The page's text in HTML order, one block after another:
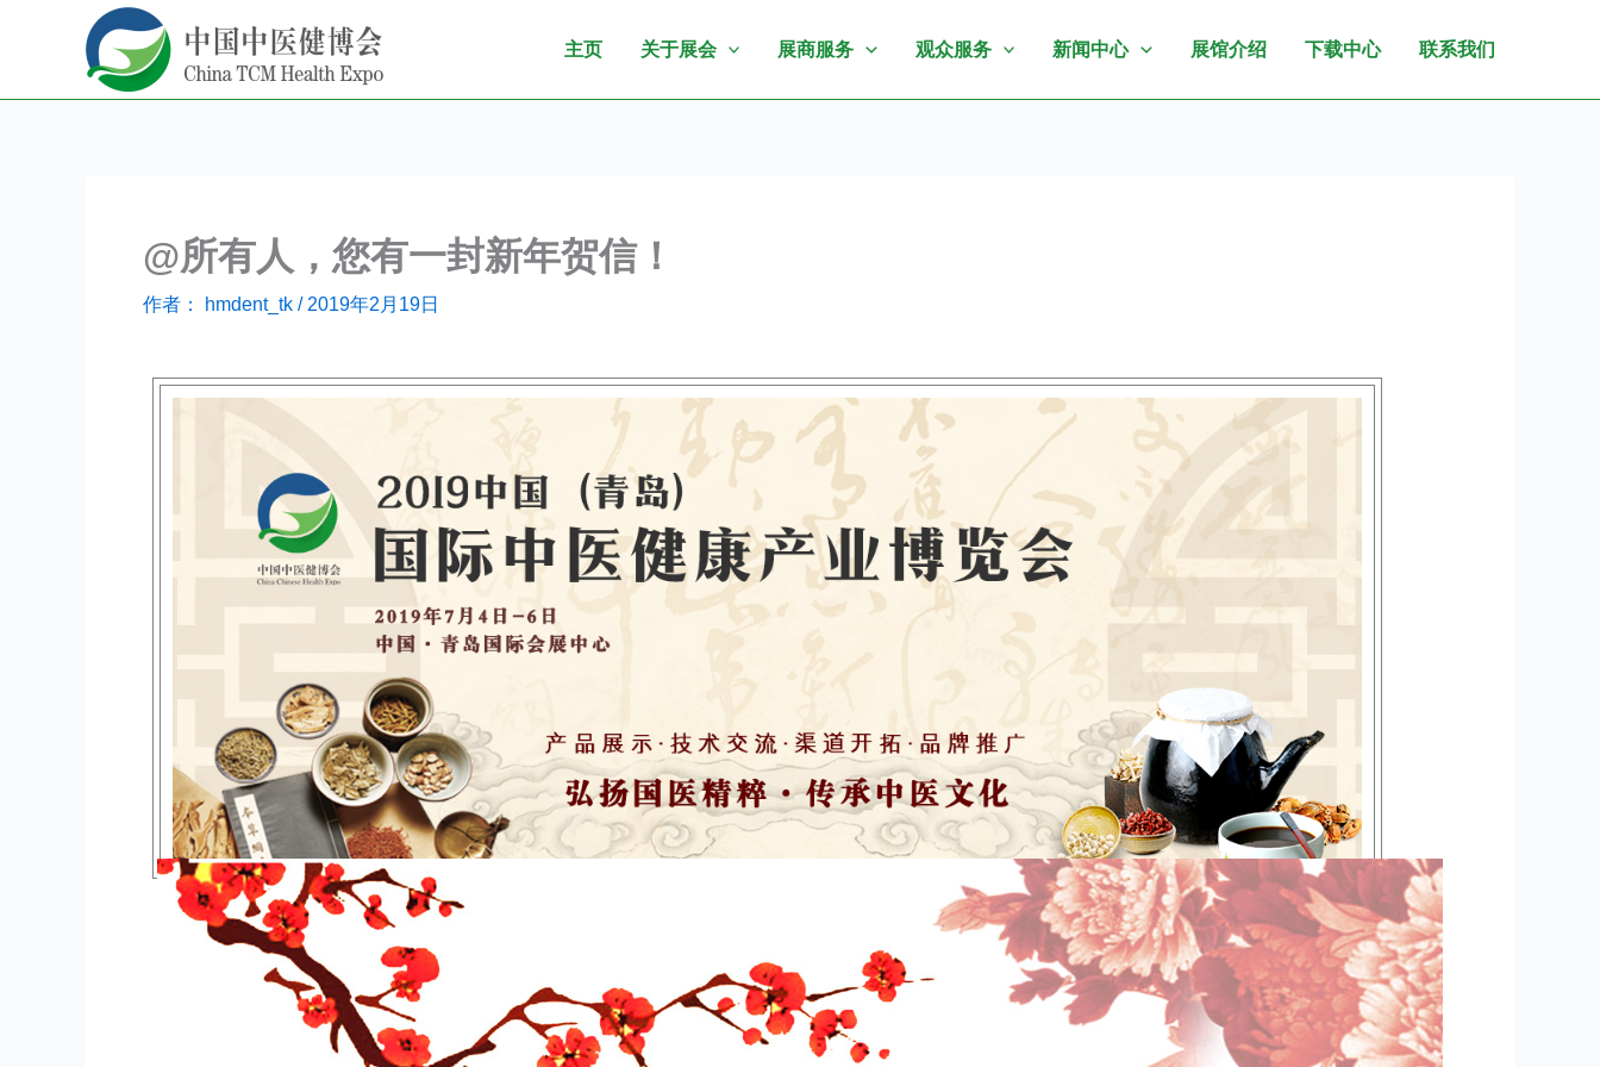
容
主页 关于展会 展商服务 观众服务 新闻中心 展馆介绍 下载中心 联系我们
@所有人，您有一封新年贺信！
作者： hmdent_tk / 2019年2月19日